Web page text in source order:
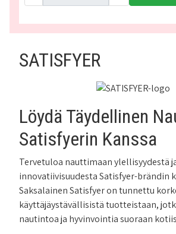
SATISFYER
Löydä Täydellinen
Satisfyerin Kanssa
Tervetuloa nauttimaan ylellisyydestä
innovatiivisuudesta Satisfyer-brändin
Saksalainen Satisfyer on tunnettu
käyttäjäystävällisistä tuotteistaan,
nautintoa ja hyvinvointia suoraan